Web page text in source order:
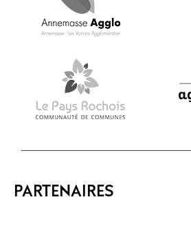
PARTENAIRES